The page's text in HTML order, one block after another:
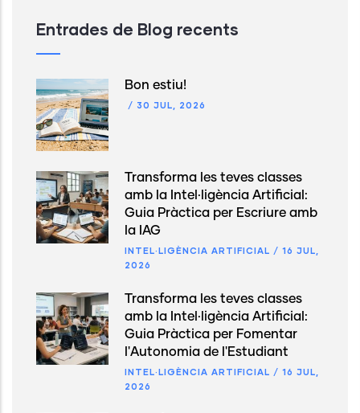
Entrades de Blog recents
Bon estiu!
/ 30 JUL, 2026
Transforma les teves classes
amb la Intel·ligència Artificial:
Guia Pràctica per Escriure amb
la IAG
INTEL·LIGÈNCIA ARTIFICIAL / 16 JUL,
2026
Transforma les teves classes
amb la Intel·ligència Artificial:
Guia Pràctica per Fomentar
l'Autonomia de l'Estudiant
INTEL·LIGÈNCIA ARTIFICIAL / 16 JUL,
2026